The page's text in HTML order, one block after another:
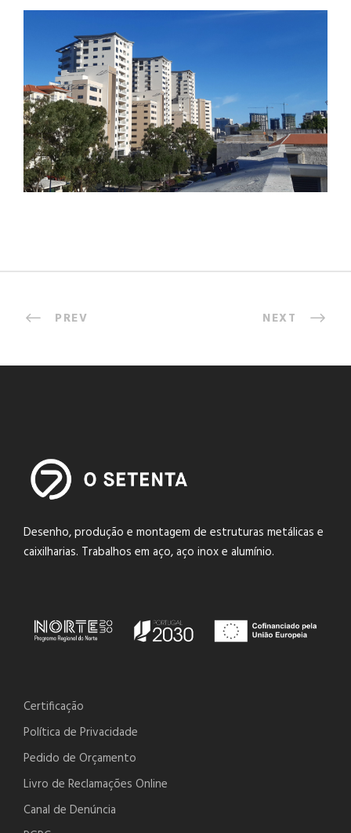
PREV NEXT
Desenho, produção e montagem de estruturas metálicas e
caixilharias. Trabalhos em aço, aço inox e alumínio.
Certificação
Política de Privacidade
Pedido de Orçamento
Livro de Reclamações Online
Canal de Denúncia